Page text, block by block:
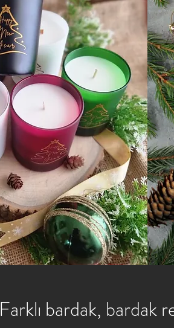
Farklı bardak, bardak